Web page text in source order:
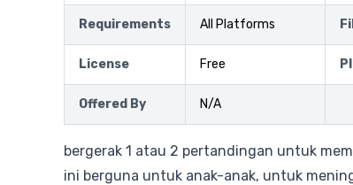
Requirements All Platforms
License Free
Offered By N/A
bergerak 1 atau 2 pertandingan untuk
ini berguna untuk anak-anak, untuk